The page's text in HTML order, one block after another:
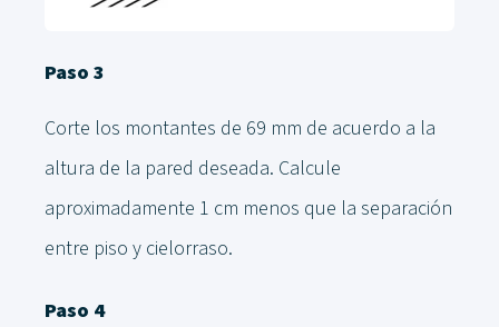
Paso 3
Corte los montantes de 69 mm de acuerdo a la
altura de la pared deseada. Calcule
aproximadamente 1 cm menos que la separación
entre piso y cielorraso.
Paso 4